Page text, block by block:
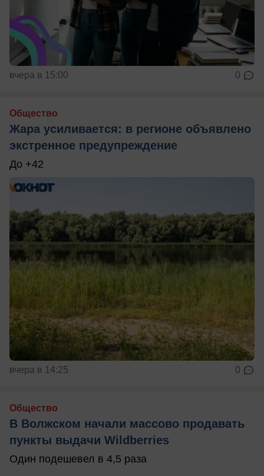
вчера в 15:00 0
Общество
Жара усиливается: в регионе объявлено
экстренное предупреждение
До +42
вчера в 14:25 0
Общество
В Волжском начали массово продавать
пункты выдачи Wildberries
Один подешевел в 4,5 раза